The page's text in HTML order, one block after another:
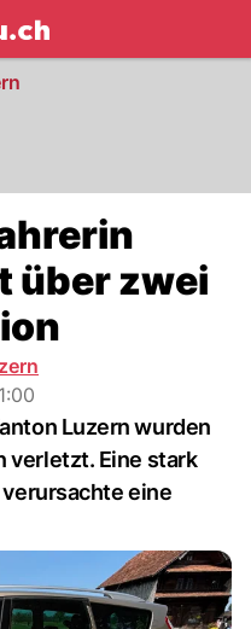
NAU.ch
über zwei
Luzern wurden
verletzt. Eine stark
eine